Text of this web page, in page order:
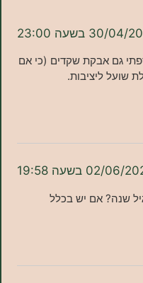
שקדים (כי אם
יש בכלל